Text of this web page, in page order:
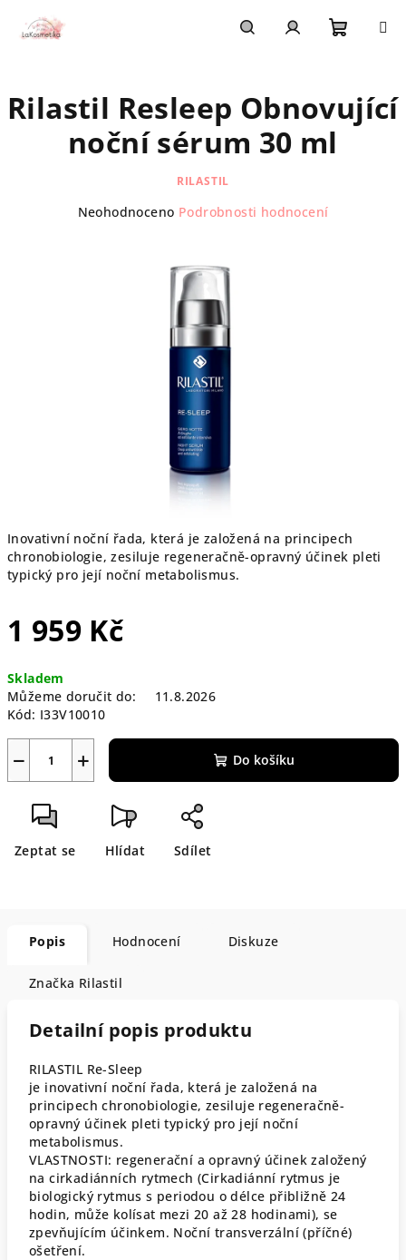
obsah
košík
Inovativní noční řada, která je založená na principech
chronobiologie, zesiluje regeneračně-opravný účinek pleti
typický pro její noční metabolismus.
1 959 Kč
cena:
Skladem
Můžeme doručit do:
11.8.2026
Kód: I33V10010
+
− Do košíku
Zeptat se Hlídat Sdílet
Rilastil Resleep Obnovující
noční sérum 30 ml
RILASTIL
Průměrné
Neohodnoceno Podrobnosti hodnocení
Popis Hodnocení Diskuze
Značka Rilastil
Detailní popis produktu
RILASTIL Re-Sleep
je inovativní noční řada, která je založená na
principech chronobiologie, zesiluje regeneračně-
opravný účinek pleti typický pro její noční
metabolismus.
VLASTNOSTI: regenerační a opravný účinek založený
na cirkadiánních rytmech (Cirkadiánní rytmus je
biologický rytmus s periodou o délce přibližně 24
hodin, může kolísat mezi 20 až 28 hodinami), se
zpevňujícím účinkem. Noční transverzální (příčné)
ošetření.